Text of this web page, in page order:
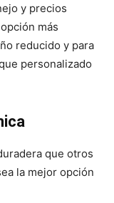
y precios
más
reducido y para
personalizado
que otros
la mejor opción